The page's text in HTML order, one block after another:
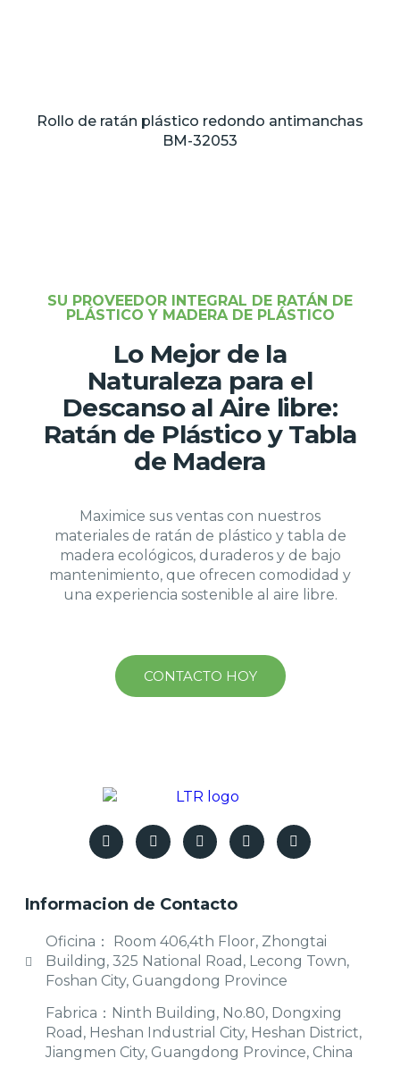
Rollo de ratán plástico redondo antimanchas
BM-32053
SU PROVEEDOR INTEGRAL DE RATÁN DE
PLÁSTICO Y MADERA DE PLÁSTICO
Lo Mejor de la
Naturaleza para el
Descanso al Aire libre:
Ratán de Plástico y Tabla
de Madera
Maximice sus ventas con nuestros
materiales de ratán de plástico y tabla de
madera ecológicos, duraderos y de bajo
mantenimiento, que ofrecen comodidad y
una experiencia sostenible al aire libre.
CONTACTO HOY
Informacion de Contacto
Oficina： Room 406,4th Floor, Zhongtai
Building, 325 National Road, Lecong Town,
Foshan City, Guangdong Province
Fabrica：Ninth Building, No.80, Dongxing
Road, Heshan Industrial City, Heshan District,
Jiangmen City, Guangdong Province, China